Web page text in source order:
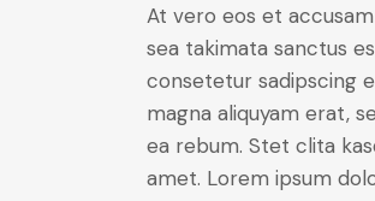
At vero eos et
sea takimata sanctus
consetetur sadipscing
magna aliquyam erat,
ea rebum. Stet clita
amet. Lorem ipsum